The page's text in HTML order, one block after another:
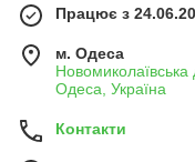
Працює з
м. Одеса
Одеса, Україна
Контакти